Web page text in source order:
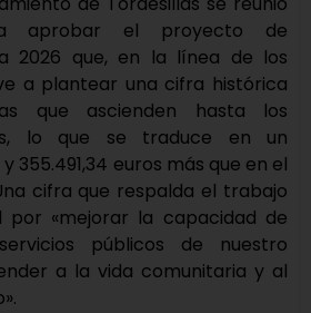
aprobar el proyecto de
2026 que, en la línea de los
a plantear una cifra histórica
que ascienden hasta los
lo que se traduce en un
355.491,34 euros más que en el
cifra que respalda el trabajo
por «mejorar la capacidad de
públicos de nuestro
a la vida comunitaria y al